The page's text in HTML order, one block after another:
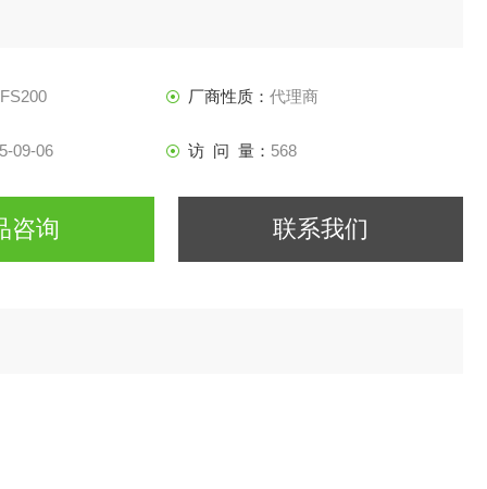
厂商性质： 代理商
09-06 访 问 量： 568
咨询 联系我们